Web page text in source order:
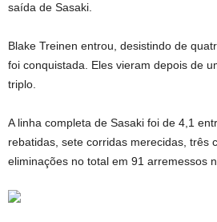
saída de Sasaki.
Blake Treinen entrou, desistindo de
foi conquistada. Eles vieram depois de
triplo.
A linha completa de Sasaki foi de 4,1
rebatidas, sete corridas merecidas, três
eliminações no total em 91 arremessos